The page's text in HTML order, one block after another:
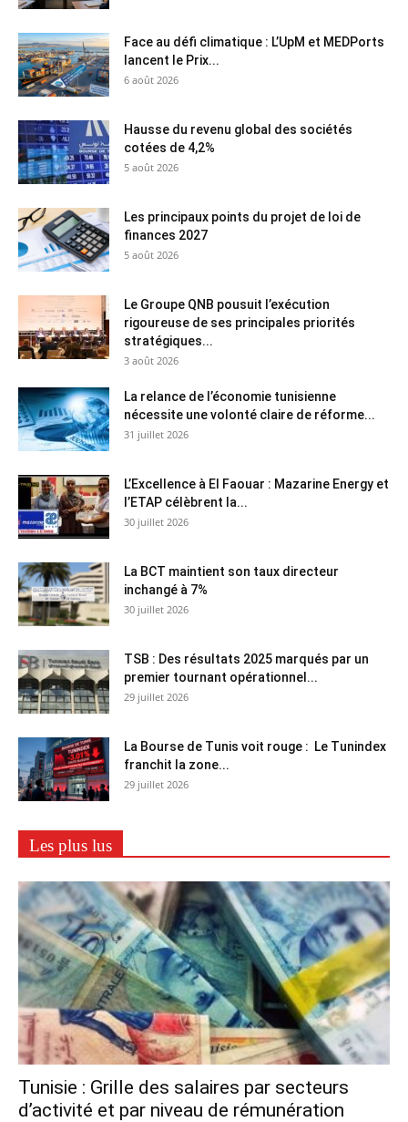
Face au défi climatique : L’UpM et MEDPorts
lancent le Prix...
6 août 2026
Hausse du revenu global des sociétés
cotées de 4,2%
5 août 2026
Les principaux points du projet de loi de
finances 2027
5 août 2026
Le Groupe QNB pousuit l’exécution
rigoureuse de ses principales priorités
stratégiques...
3 août 2026
La relance de l’économie tunisienne
nécessite une volonté claire de réforme...
31 juillet 2026
L’Excellence à El Faouar : Mazarine Energy et
l’ETAP célèbrent la...
30 juillet 2026
La BCT maintient son taux directeur
inchangé à 7%
30 juillet 2026
TSB : Des résultats 2025 marqués par un
premier tournant opérationnel...
29 juillet 2026
La Bourse de Tunis voit rouge : Le Tunindex
franchit la zone...
29 juillet 2026
Les plus lus
Tunisie : Grille des salaires par secteurs
d’activité et par niveau de rémunération